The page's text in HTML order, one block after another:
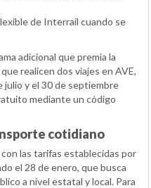
de Interrail cuando se
adicional que premia la
realicen dos viajes en AVE,
julio y el 30 de septiembre
mediante un código
cotidiano
las tarifas establecidas por
el 28 de enero, que busca
a nivel estatal y local. Para